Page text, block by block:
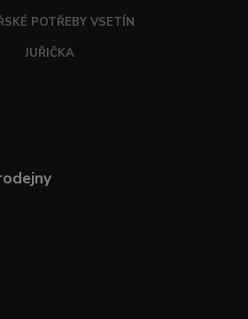
POTŘEBY VSETÍN
JUŘIČKA